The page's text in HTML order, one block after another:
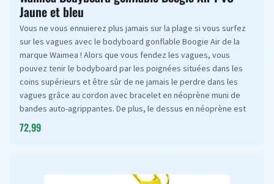
Jaune et bleu
Vous ne vous ennuierez plus jamais sur la plage si vous surfez
sur les vagues avec le bodyboard gonflable Boogie Air de la
marque Waimea ! Alors que vous fendez les vagues, vous
pouvez tenir le bodyboard par les poignées situées dans les
coins supérieurs et être sûr de ne jamais le perdre dans les
vagues grâce au cordon avec bracelet en néoprène muni de
bandes auto-agrippantes. De plus, le dessus en néoprène est
72,99